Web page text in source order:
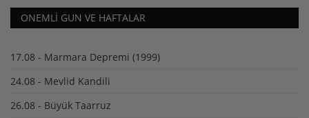
ONEMLI GUN VE HAFTALAR
17.08 - Marmara Depremi (1999)
24.08 - Mevlid Kandili
26.08 - Büyük Taarruz